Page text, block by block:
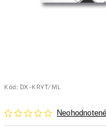
Kód: DX-KRYT/ML
Neohodnotené